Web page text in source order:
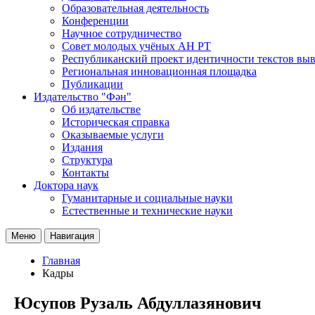
Образовательная деятельность
Конференции
Научное сотрудничество
Совет молодых учёных АН РТ
Республиканский проект идентичности текстов
Региональная инновационная площадка
Публикации
Издательство "Фән"
Об издательстве
Историческая справка
Оказываемые услуги
Издания
Структура
Контакты
Доктора наук
Гуманитарные и социальные науки
Естественные и технические науки
Меню Навигация
Главная
Кадры
Юсупов Рузаль Абдуллазянович